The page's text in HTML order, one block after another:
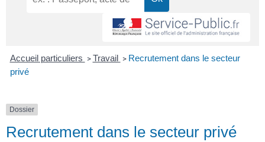
Accueil particuliers > Travail > Recrutement dans le secteur
privé
Dossier
Recrutement dans le secteur privé